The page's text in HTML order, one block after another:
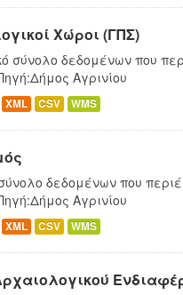
Χώροι (ΓΠΣ)
σύνολο δεδομένων που
Αγρινίου
XML CSV WMS
δεδομένων που
Αγρινίου
XML CSV WMS